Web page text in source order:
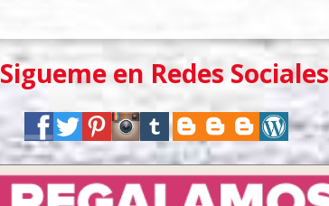
Sigueme en Redes Sociales